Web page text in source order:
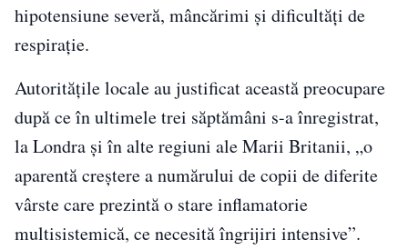
hipotensiune severă, mâncărimi şi dificultăţi de
respiraţie.
Autorităţile locale au justificat această preocupare
după ce în ultimele trei săptămâni s-a înregistrat,
la Londra şi în alte regiuni ale Marii Britanii, „o
aparentă creştere a numărului de copii de diferite
vârste care prezintă o stare inflamatorie
multisistemică, ce necesită îngrijiri intensive”.